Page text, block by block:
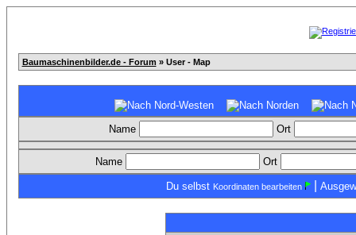
Baumaschinenbilder.de - Forum » User - Map
Name Ort
Name Ort
Du selbst Koordinaten bearbeiten